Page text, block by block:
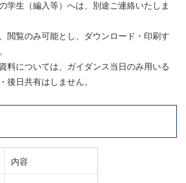
学生（編入等）へは、別途ご連絡いたしま
閲覧のみ可能とし、ダウンロード・印刷す
料については、ガイダンス当日のみ用いる
後日共有はしません。
内容